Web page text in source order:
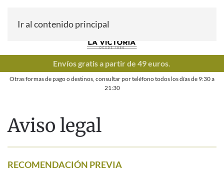
Ir al contenido principal
Envíos gratis a partir de 49 euros.
Otras formas de pago o destinos, consultar por teléfono todos los días de 9:30a
21:30
Aviso legal
RECOMENDACIÓN PREVIA